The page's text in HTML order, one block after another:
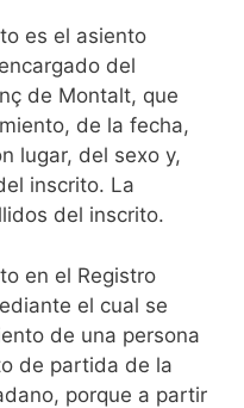
es el asiento
del
de Montalt, que
de la fecha,
lugar, del sexo y,
inscrito. La
del inscrito.
en el Registro
el cual se
de una persona
de partida de la
porque a partir